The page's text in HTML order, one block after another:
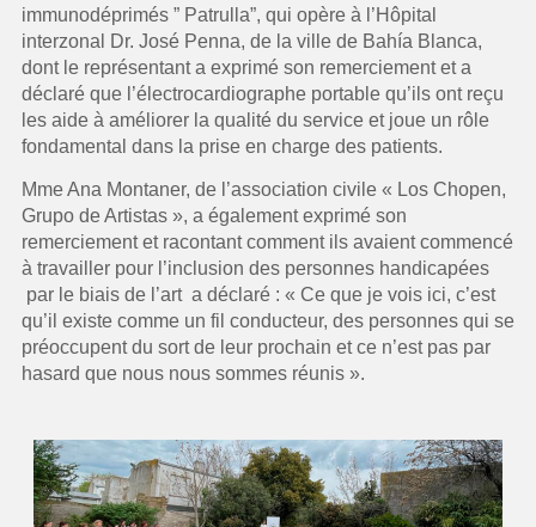
immunodéprimés ” Patrulla”, qui opère à l’Hôpital
interzonal Dr. José Penna, de la ville de Bahía Blanca,
dont le représentant a exprimé son remerciement et a
déclaré que l’électrocardiographe portable qu’ils ont reçu
les aide à améliorer la qualité du service et joue un rôle
fondamental dans la prise en charge des patients.
Mme Ana Montaner, de l’association civile « Los Chopen,
Grupo de Artistas », a également exprimé son
remerciement et racontant comment ils avaient commencé
à travailler pour l’inclusion des personnes handicapées
par le biais de l’art a déclaré : « Ce que je vois ici, c’est
qu’il existe comme un fil conducteur, des personnes qui se
préoccupent du sort de leur prochain et ce n’est pas par
hasard que nous nous sommes réunis ».